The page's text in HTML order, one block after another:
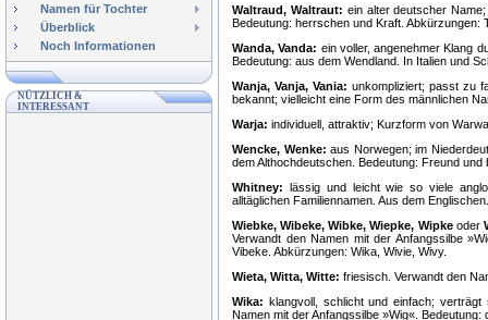
Namen für Tochter
Überblick
Noch Informationen
NÜTZLICH &
INTERESSANT
Waltraud, Waltraut: ein alter deutscher
Bedeutung: herrschen und Kraft. Abkürzungen:
Wanda, Vanda: ein voller, angenehmer Klang
Bedeutung: aus dem Wendland. In Italien und
Wanja, Vanja, Vania: unkompliziert; passt zu
bekannt; vielleicht eine Form des männlichen
Warja: individuell, attraktiv; Kurzform von
Wencke, Wenke: aus Norwegen; im
dem Althochdeutschen. Bedeutung: Freund
Whitney: lässig und leicht wie so viele
alltäglichen Familiennamen. Aus dem
Wiebke, Wibeke, Wibke, Wiepke, Wipkeoder
Verwandt den Namen mit der Anfangssilbe
Vibeke. Abkürzungen: Wika, Wivie, Wivy.
Wieta, Witta, Witte: friesisch. Verwandt den
Wika: klangvoll, schlicht und einfach; verträgt
Namen mit der Anfangssilbe »Wig«. Bedeutung: